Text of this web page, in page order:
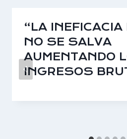
“LA INEFICACIA
NO SE SALVA
AUMENTANDO
INGRESOS